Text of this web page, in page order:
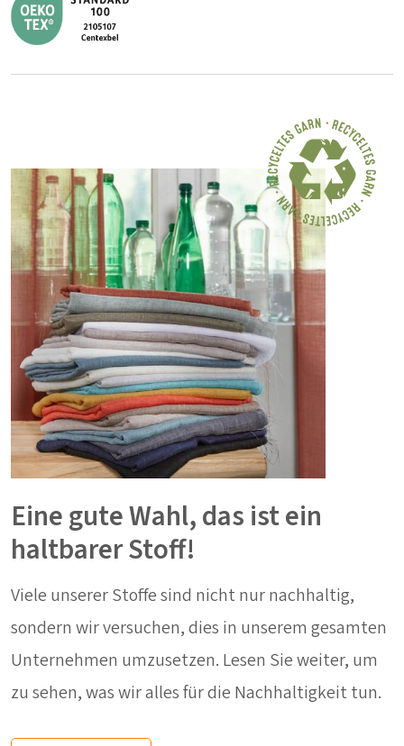
Eine gute Wahl, das ist ein
haltbarer Stoff!
Viele unserer Stoffe sind nicht nur nachhaltig,
sondern wir versuchen, dies in unserem gesamten
Unternehmen umzusetzen. Lesen Sie weiter, um
zu sehen, was wir alles für die Nachhaltigkeit tun.